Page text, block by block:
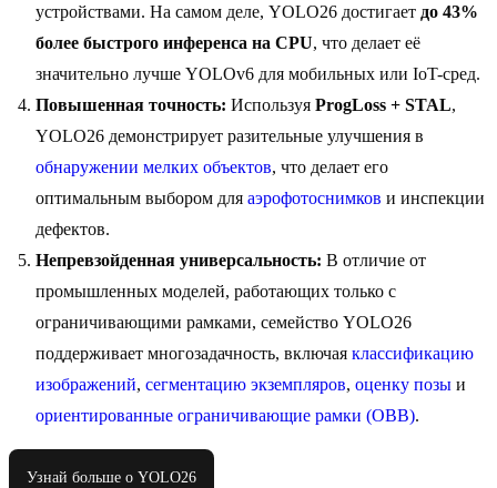
устройствами. На самом деле, YOLO26 достигает до 43%
более быстрого инференса на CPU, что делает её
значительно лучше YOLOv6 для мобильных или IoT-сред.
Повышенная точность: Используя ProgLoss + STAL,
YOLO26 демонстрирует разительные улучшения в
обнаружении мелких объектов, что делает его
оптимальным выбором для аэрофотоснимков и инспекции
дефектов.
Непревзойденная универсальность: В отличие от
промышленных моделей, работающих только с
ограничивающими рамками, семейство YOLO26
поддерживает многозадачность, включая классификацию
изображений, сегментацию экземпляров, оценку позы и
ориентированные ограничивающие рамки (OBB).
Узнай больше о YOLO26